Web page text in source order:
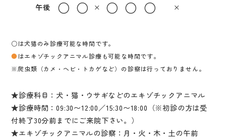
午後 ○ ○ × ○ ○ ○ ×
○は犬猫のみ診療可能な時間です。
● はエキゾチックアニマル診療も可能な時間です。
※爬虫類（カメ・ヘビ・トカゲなど）の診察は行っておりません。
★診療科目：犬・猫・ウサギなどのエキゾチックアニマル
★診療時間：09:30〜12:00／15:30〜18:00（※初診の方は受
付終了30分前までにご来院下さい。）
★エキゾチックアニマルの診察：月・火・木・土の午前